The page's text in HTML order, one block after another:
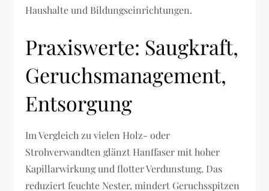
Haushalte und Bildungseinrichtungen.
Praxiswerte: Saugkraft,
Geruchsmanagement,
Entsorgung
Im Vergleich zu vielen Holz- oder
Strohverwandten glänzt Hanffaser mit hoher
Kapillarwirkung und flotter Verdunstung. Das
reduziert feuchte Nester, mindert Geruchsspitzen